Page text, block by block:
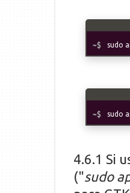
sudo
sudo
4.6.1 Si
("sudo